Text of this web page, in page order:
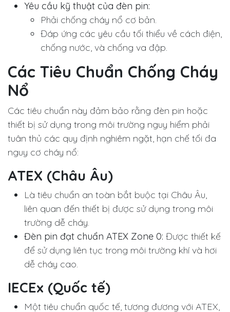
Yêu cầu kỹ thuật của đèn pin:
Phải chống cháy nổ cơ bản.
Đáp ứng các yêu cầu tối thiểu về cách điện,
chống nước, và chống va đập.
Các Tiêu Chuẩn Chống Cháy
Nổ
Các tiêu chuẩn này đảm bảo rằng đèn pin hoặc
thiết bị sử dụng trong môi trường nguy hiểm phải
tuân thủ các quy định nghiêm ngặt, hạn chế tối đa
nguy cơ cháy nổ:
ATEX (Châu Âu)
Là tiêu chuẩn an toàn bắt buộc tại Châu Âu,
liên quan đến thiết bị được sử dụng trong môi
trường dễ cháy.
Đèn pin đạt chuẩn ATEX Zone 0: Được thiết kế
để sử dụng liên tục trong môi trường khí và hơi
dễ cháy cao.
IECEx (Quốc tế)
Một tiêu chuẩn quốc tế, tương đương với ATEX,